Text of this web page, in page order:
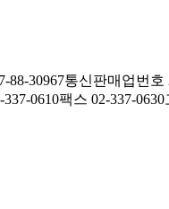
88-30967통신판매업번호
0610팩스 02-337-0630